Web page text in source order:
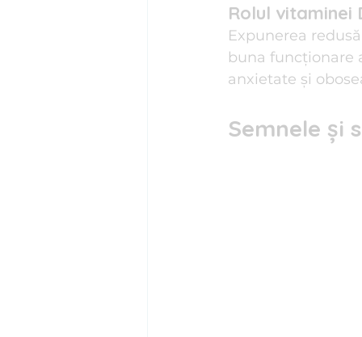
Rolul vitaminei
Expunerea
buna funcționare
anxietate și
Semnele și